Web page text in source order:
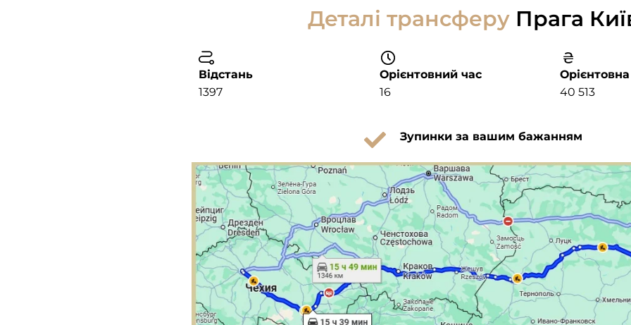
Деталі трансферу Прага
Відстань
1397
Орієнтовний час
16
Орієнтовна
40 513
Зупинки за вашим бажанням